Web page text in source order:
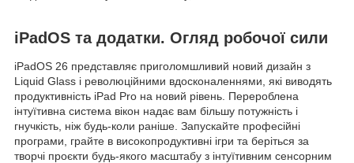
iPadOS та додатки. Огляд робочої сили
iPadOS 26 представляє приголомшливий новий дизайн з
Liquid Glass і революційними вдосконаленнями, які виводять
продуктивність iPad Pro на новий рівень. Перероблена
інтуїтивна система вікон надає вам більшу потужність і
гнучкість, ніж будь-коли раніше. Запускайте професійні
програми, грайте в високопродуктивні ігри та беріться за
творчі проєкти будь-якого масштабу з інтуїтивним сенсорним